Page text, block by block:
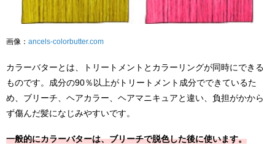
画像： ancels-colorbutter.com
カラーバターとは、トリートメントとカラーリングが同時にできる
ものです。成分の90％以上がトリートメント成分でできているた
め、ブリーチ、ヘアカラー、ヘアマニキュアと違い、負担がかから
ず傷んだ髪になじみやすいです。
一般的にカラーバターは、ブリーチで脱色した後に使います。